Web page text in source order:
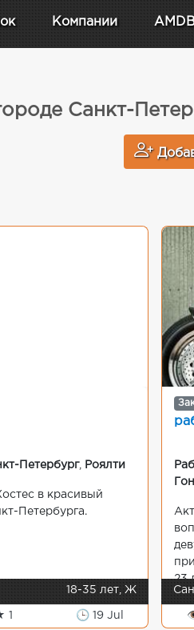
Компании
Санкт-
Петербург, Роялти
в красивый
Петербурга.
18-35 лет, Ж
1 🕒 19 Jul
23